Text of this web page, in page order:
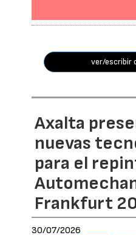
ver/escribir
Axalta
nuevas
para el
Frankfurt
30/07/2026